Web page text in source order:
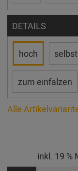
DETAILS
hoch
zum einfalzen
Alle
inkl. 19 %